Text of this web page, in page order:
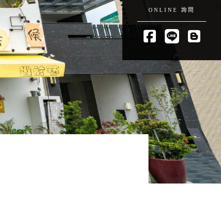
ONLINE 詢問